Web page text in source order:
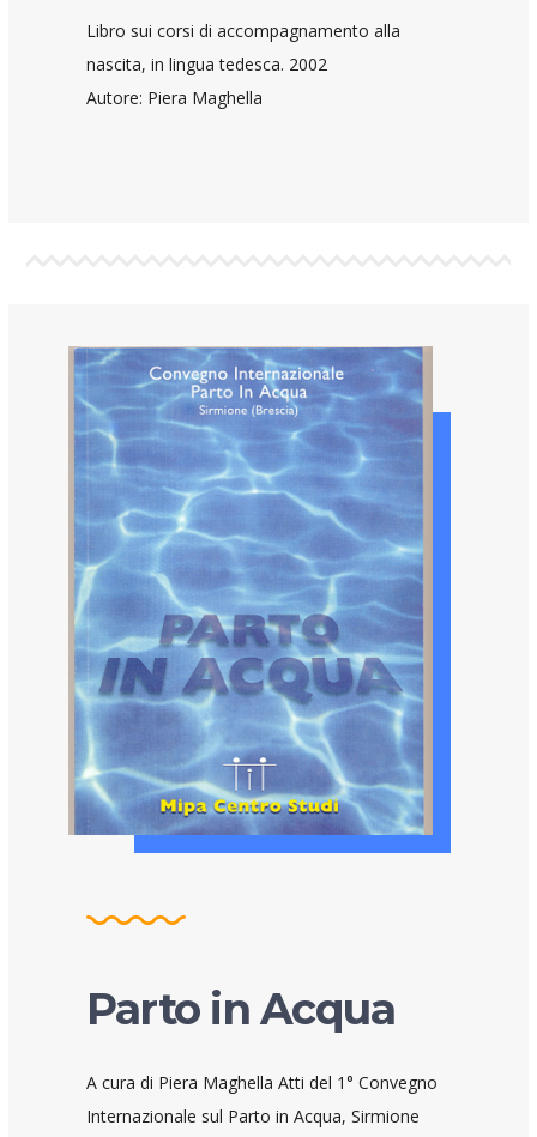
Libro sui corsi di accompagnamento alla
nascita, in lingua tedesca. 2002
Autore: Piera Maghella
Parto in Acqua
A cura di Piera Maghella Atti del 1° Convegno
Internazionale sul Parto in Acqua, Sirmione